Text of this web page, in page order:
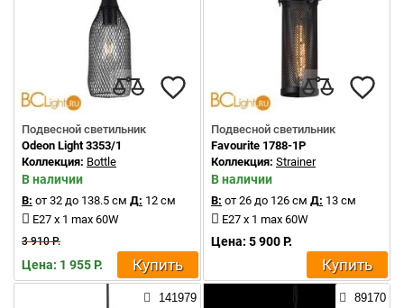
Подвесной светильник
Odeon Light 3353/1
Коллекция: Bottle
В наличии
В: от 32 до 138.5 см Д: 12 см
E27 x 1 max 60W
3 910 Р.
Цена: 1 955 Р. Купить
Подвесной светильник
Favourite 1788-1P
Коллекция: Strainer
В наличии
В: от 26 до 126 см Д: 13 см
E27 x 1 max 60W
Цена: 5 900 Р.
Купить
141979 89170